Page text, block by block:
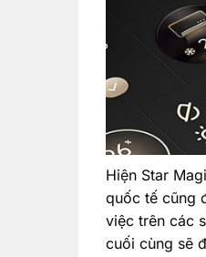
Hiện Star
quốc tế cũng
việc trên các
cuối cùng sẽ